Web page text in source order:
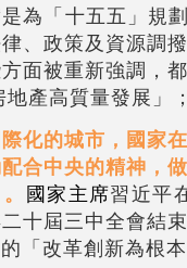
為「十五五」規
、政策及資源調
面被重新強調，
產高質量發展」
化的城市，國家
合中央的精神，
國家主席習近平
十屆三中全會結
「改革創新為根